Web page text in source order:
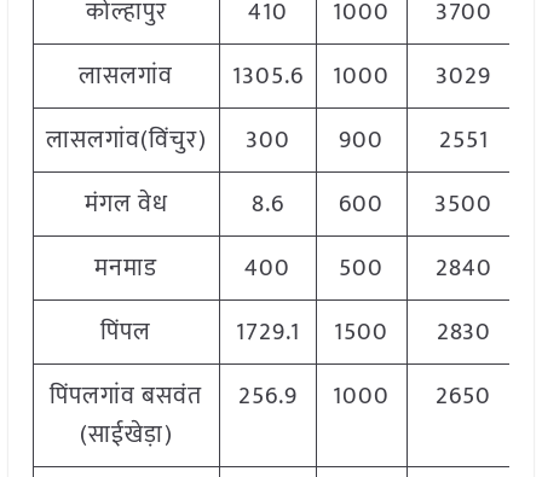
कोल्हापुर 410 1000 3700
लासलगांव
1305.6 1000 3029
लासलगांव(विंचुर)
300 900 2551
मंगल वेध
8.6 600 3500
मनमाड
400 500 2840
पिंपल
1729.1 1500 2830
पिंपलगांव बसवंत
(साईखेड़ा)
256.9 1000 2650